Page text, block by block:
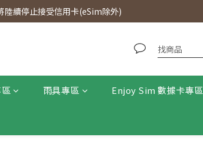
。滿$300即免運費。
陸續停止接受信用卡(eSim除外)
雨具專區 Enjoy Sim 數據卡專區